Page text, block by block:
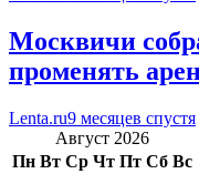
Москвичи
променять
Lenta.ru9 месяцев спустя
Август 2026
Пн Вт Ср Чт Пт Сб Вс